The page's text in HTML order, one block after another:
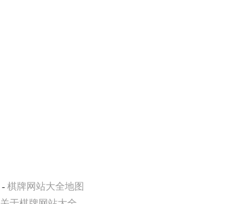
- 棋牌网站大全地图